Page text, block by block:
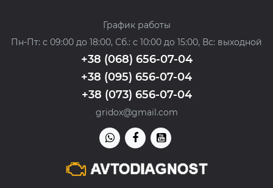
График работы
Пн-Пт: с 09:00 до 18:00, Сб.: с 10:00 до 15:00, Вс: выходной
+38 (068) 656-07-04
+38 (095) 656-07-04
+38 (073) 656-07-04
gridox@gmail.com